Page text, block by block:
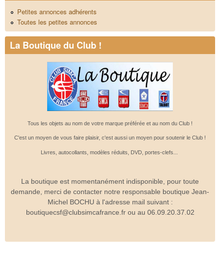
Petites annonces adhérents
Toutes les petites annonces
La Boutique du Club !
Tous les objets au nom de votre marque préférée et au nom du Club !
C'est un moyen de vous faire plaisir, c'est aussi un moyen pour soutenir le Club !
Livres, autocollants, modèles réduits, DVD, portes-clefs...
La boutique est momentanément indisponible, pour toute
demande, merci de contacter notre responsable boutique Jean-
Michel BOCHU à l'adresse mail suivant :
boutiquecsf@clubsimcafrance.fr ou au 06.09.20.37.02